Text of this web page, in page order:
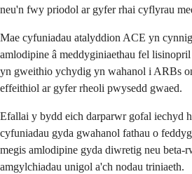
neu'n fwy priodol ar gyfer rhai cyflyrau
Mae cyfuniadau atalyddion ACE yn
amlodipine â meddyginiaethau fel
yn gweithio ychydig yn wahanol i ARBs
effeithiol ar gyfer rheoli pwysedd gwaed.
Efallai y bydd eich darparwr gofal iechyd
cyfuniadau gyda gwahanol fathau o
megis amlodipine gyda diwretig neu beta-
amgylchiadau unigol a'ch nodau triniaeth.